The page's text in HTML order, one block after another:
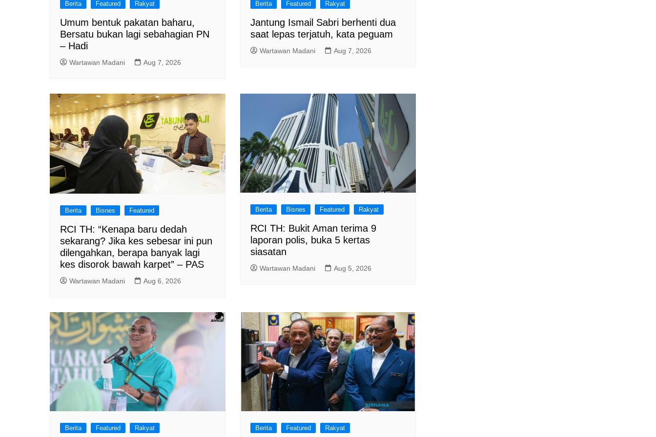
Berita Featured Rakyat
Umum bentuk pakatan baharu,
Bersatu bukan lagi sebahagian PN
– Hadi
Wartawan Madani Aug 7, 2026
Berita Featured Rakyat
Jantung Ismail Sabri berhenti dua
saat lepas terjatuh, kata peguam
Wartawan Madani Aug 7, 2026
Berita Bisnes Featured
RCI TH: “Kenapa baru dedah
sekarang? Jika kes sebesar ini pun
dilengahkan, berapa banyak lagi
kes disorok bawah karpet” – PAS
Wartawan Madani Aug 6, 2026
Berita Bisnes Featured Rakyat
RCI TH: Bukit Aman terima 9
laporan polis, buka 5 kertas
siasatan
Wartawan Madani Aug 5, 2026
Berita Featured Rakyat Berita Featured Rakyat